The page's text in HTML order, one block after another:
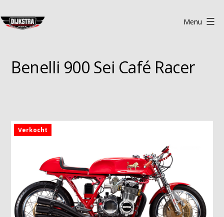
naar
Heerde
Menu
Benelli 900 Sei Café Racer
Verkocht